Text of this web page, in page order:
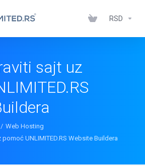
RSD
sajt uz
Web Hosting
UNLIMITED.RS Website Buildera